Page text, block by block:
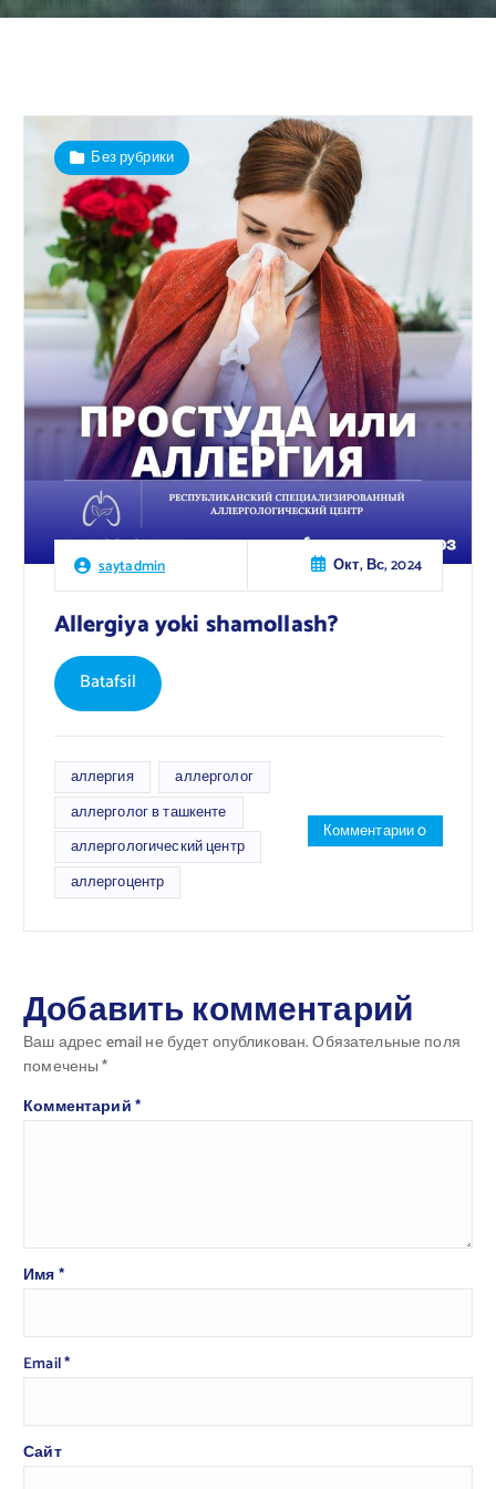
saytadmin Окт, Вс, 2024
Без рубрики
Allergiya yoki shamollash?
Batafsil
аллергия
аллерголог
аллерголог в ташкенте
аллергологический центр
аллергоцентр
Комментарии 0
Добавить комментарий
Ваш адрес email не будет опубликован.Обязательные поля
помечены*
Комментарий*
Имя*
Email*
Сайт